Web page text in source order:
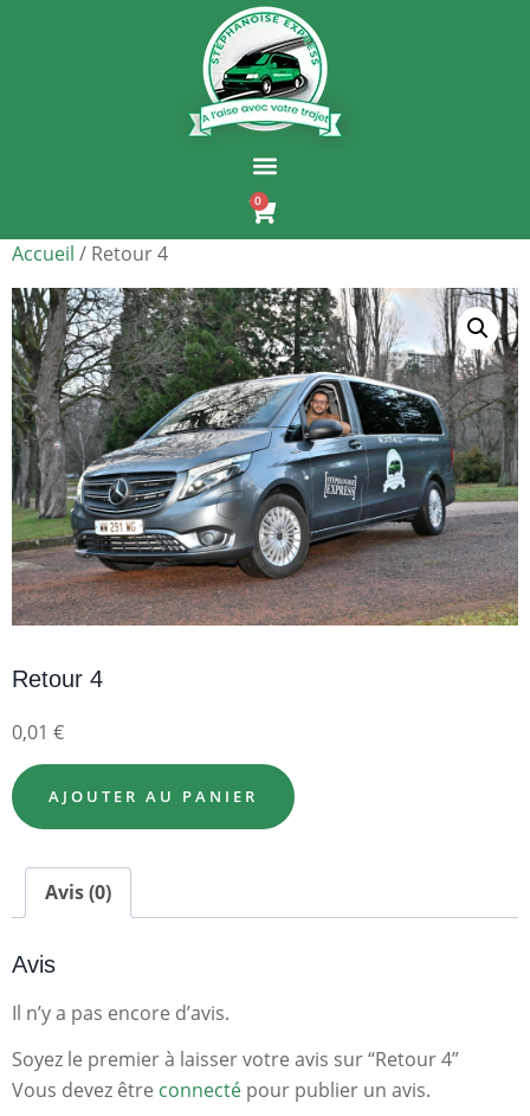
0
Accueil / Retour 4
Retour 4
0,01 €
AJOUTER AU PANIER
Avis (0)
Avis
Il n’y a pas encore d’avis.
Soyez le premier à laisser votre avis sur “Retour 4”
Vous devez être connecté pour publier un avis.